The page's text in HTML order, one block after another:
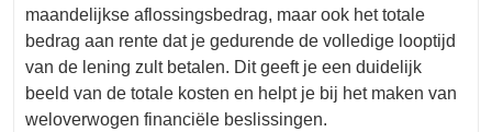
maandelijkse aflossingsbedrag, maar ook het totale
bedrag aan rente dat je gedurende de volledige looptijd
van de lening zult betalen. Dit geeft je een duidelijk
beeld van de totale kosten en helpt je bij het maken van
weloverwogen financiële beslissingen.